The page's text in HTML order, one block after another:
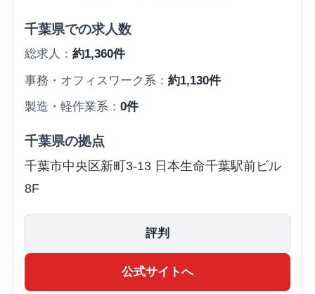
千葉県での求人数
総求人： 約1,360件
事務・オフィスワーク系： 約1,130件
製造・軽作業系： 0件
千葉県の拠点
千葉市中央区新町3-13 日本生命千葉駅前ビル
8F
評判
公式サイトへ